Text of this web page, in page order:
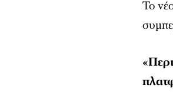
Το